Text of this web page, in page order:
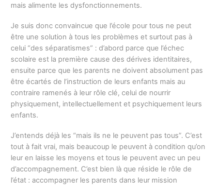
mais alimente les dysfonctionnements.
Je suis donc convaincue que l’école pour tous ne peut
être une solution à tous les problèmes et surtout pas à
celui “des séparatismes” : d’abord parce que l’échec
scolaire est la première cause des dérives identitaires,
ensuite parce que les parents ne doivent absolument pas
être écartés de l’instruction de leurs enfants mais au
contraire ramenés à leur rôle clé, celui de nourrir
physiquement, intellectuellement et psychiquement leurs
enfants.
J’entends déjà les “mais ils ne le peuvent pas tous”. C’est
tout à fait vrai, mais beaucoup le peuvent à condition qu’on
leur en laisse les moyens et tous le peuvent avec un peu
d’accompagnement. C’est bien là que réside le rôle de
l’état : accompagner les parents dans leur mission